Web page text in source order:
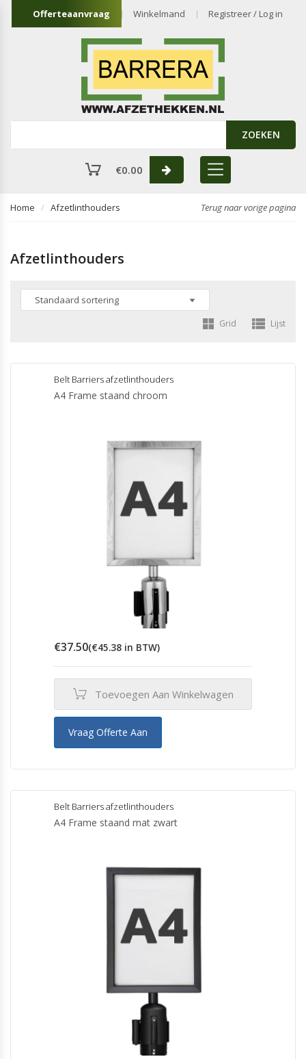
Offerteaanvraag Winkelmand Registreer / Log in
ZOEKEN
€0.00
Home Afzetlinthouders Terug naar vorige pagina
Afzetlinthouders
Grid Lijst
Belt Barriers afzetlinthouders
A4 Frame staand chroom
€37.50(€45.38 in BTW)
Toevoegen Aan Winkelwagen
Vraag Offerte Aan
Belt Barriers afzetlinthouders
A4 Frame staand mat zwart